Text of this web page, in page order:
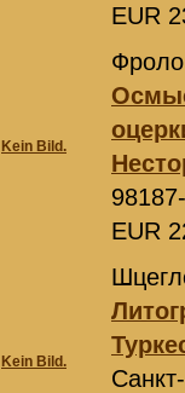
EUR
Kein Bild.
EUR
Kein Bild.